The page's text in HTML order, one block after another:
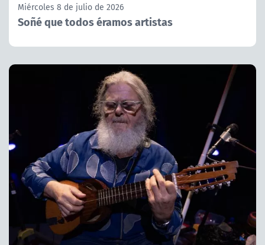
Miércoles 8 de julio de 2026
Soñé que todos éramos artistas